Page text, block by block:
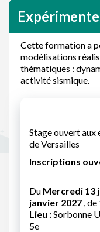
Cette formation a
modélisations
thématiques :
activité sismique.
Stage ouvert aux
de Versailles
Inscriptions
Du Mercredi 13
janvier 2027 ,
Lieu :Sorbonne
5e